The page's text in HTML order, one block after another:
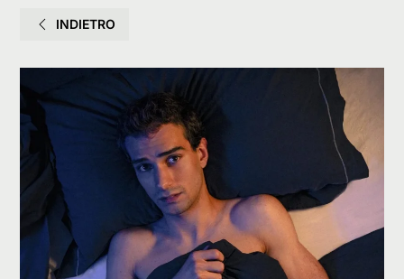
INDIETRO